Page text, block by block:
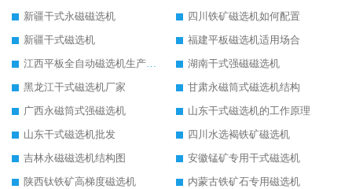
新疆干式永磁磁选机
四川铁矿磁选机如何配置
新疆干式磁选机
福建平板磁选机适用场合
江西平板全自动磁选机生产厂家
湖南干式强磁磁选机
黑龙江干式磁选机厂家
甘肃永磁筒式磁选机结构
广西永磁筒式强磁选机
山东干式磁选机的工作原理
山东干式磁选机批发
四川水选褐铁矿磁选机
吉林永磁磁选机结构图
安徽锰矿专用干式磁选机
陕西钛铁矿高梯度磁选机
内蒙古铁矿石专用磁选机